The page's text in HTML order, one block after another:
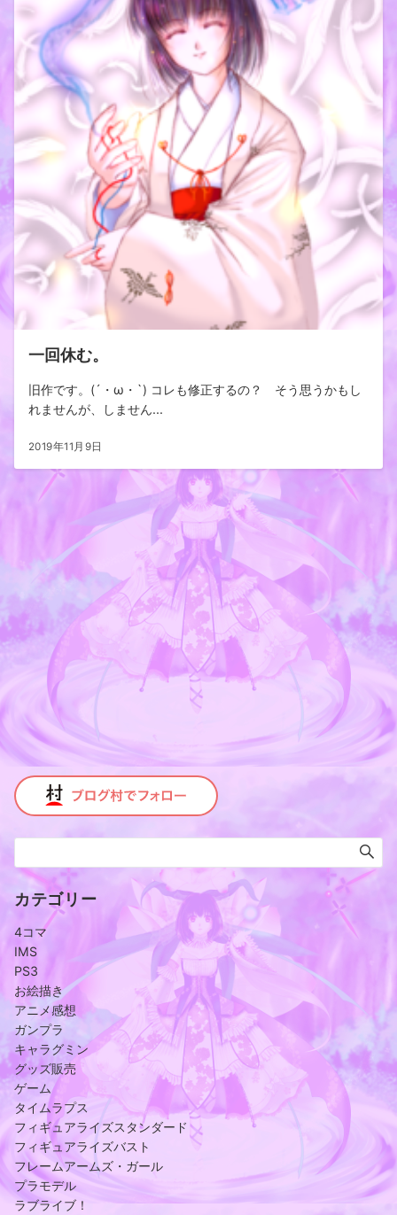
一回休む。
旧作です。(´・ω・`) コレも修正するの？ そう思うかもし
れませんが、しません...
2019年11月9日
カテゴリー
4コマ
IMS
PS3
お絵描き
アニメ感想
ガンプラ
キャラグミン
グッズ販売
ゲーム
タイムラプス
フィギュアライズスタンダード
フィギュアライズバスト
フレームアームズ・ガール
プラモデル
ラブライブ！